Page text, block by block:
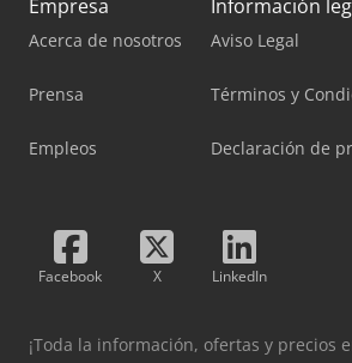
Empresa
Acerca de nosotros
Prensa
Empleos
Información
Aviso Legal
Términos y
Declaración de
Facebook X LinkedIn
¡Toda la información, ofertas y precios